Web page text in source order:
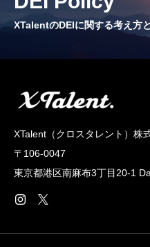
RECRUIT
採用情報
NEWS
会社概要
XTalentのDEIに関する考え方
XTalent（クロスタレント）株
〒106-0047
東京都港区南麻布3丁目20‐1